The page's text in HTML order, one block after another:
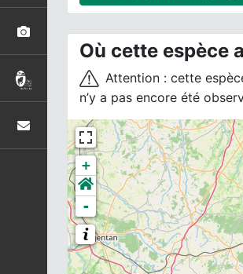
Où cette espèce
Attention : cette
n’y a pas encore été
+
-